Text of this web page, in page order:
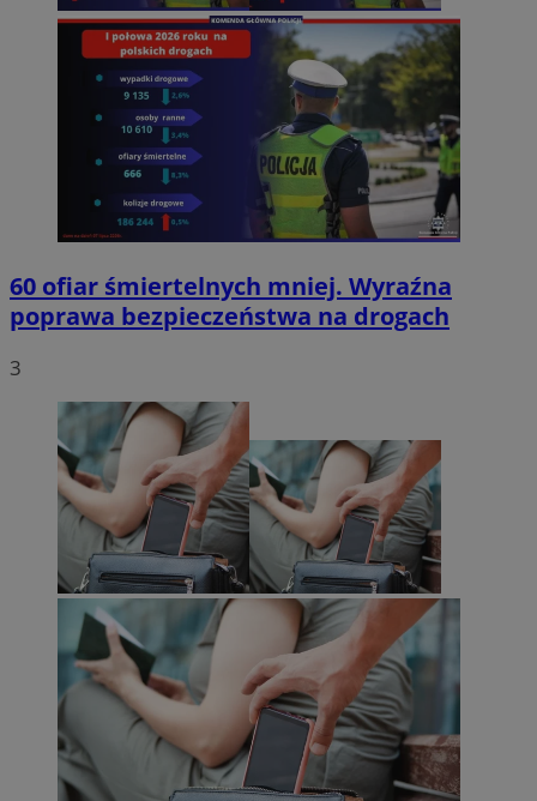
60 ofiar śmiertelnych mniej. Wyraźna
poprawa bezpieczeństwa na drogach
3